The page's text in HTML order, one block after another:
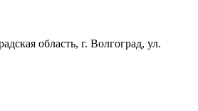
область, г. Волгоград, ул.